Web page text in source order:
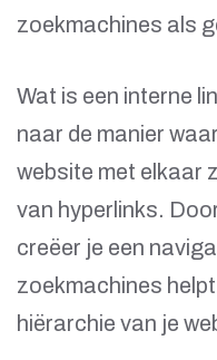
zoekmachines als
Wat is een interne
naar de manier
website met elkaar
van hyperlinks.
creëer je een
zoekmachines
hiërarchie van je